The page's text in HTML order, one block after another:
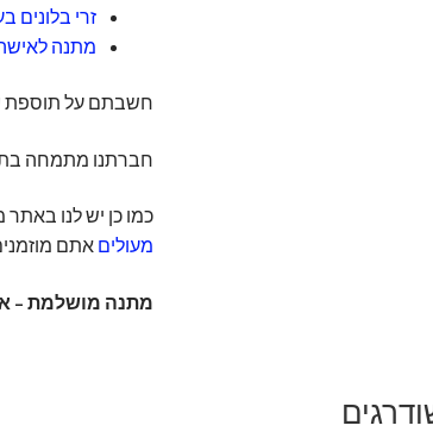
זרי בלונים
מתנה
חשבתם על תוספת
חברתנו מתמחה
כמו כן יש לנו
מעולים אתם
מתנה מושלמת –